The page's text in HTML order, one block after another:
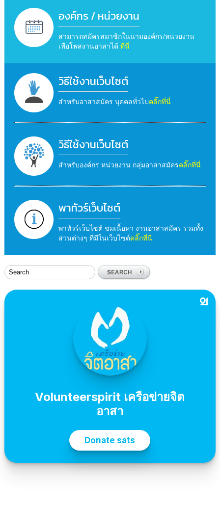
องค์กร / หน่วยงาน
สามารถสมัครสมาชิกในนามองค์กร/หน่วยงาน
เพื่อโพสงานอาสาได้ ที่นี่
วิธีใช้งานเว็บไซต์
สำหรับอาสาสมัคร บุคคลทั่วไปคลิ๊กที่นี่
วิธีใช้งานเว็บไซต์
สำหรับองค์กร หน่วยงาน กลุ่มอาสาสมัครคลิ๊กที่นี่
พาทัวร์เว็บไซต์
พาทัวร์เว็บไซต์ ชมเนื้อหา งานอาสาสมัคร รวมทั้ง
ส่วนต่างๆ ที่มีในเว็บไซต์คลิ๊กที่นี่